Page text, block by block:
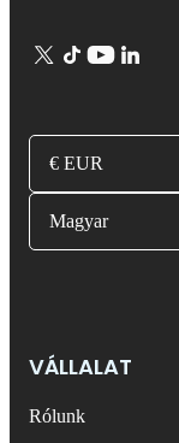
€ EUR
Magyar
VÁLLALAT
Rólunk